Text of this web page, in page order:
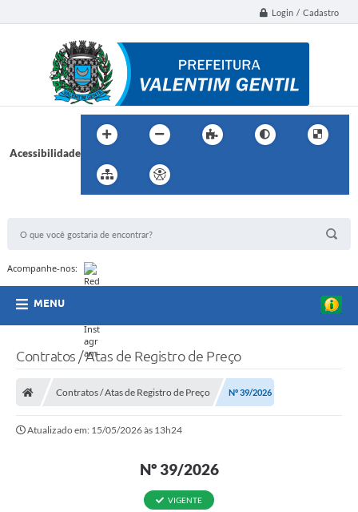
Login / Cadastro
Acessibilidade
Acompanhe-nos:
MENU
Contratos / Atas de Registro de Preço
Contratos / Atas de Registro de Preço Nº 39/2026
Atualizado em: 15/05/2026 às 13h24
Nº 39/2026
VIGENTE